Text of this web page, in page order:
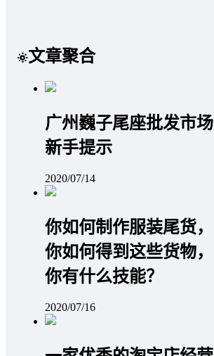
文章聚合
广州巍子尾座批发市场
新手提示
2020/07/14
你如何制作服装尾货，
你如何得到这些货物，
你有什么技能？
2020/07/16